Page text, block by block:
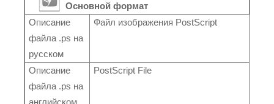
Основной формат
Описание
файла .ps на
русском
Файл изображения PostScript
Описание
файла .ps на
английском
PostScript File